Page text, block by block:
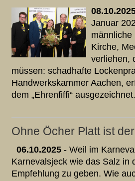
Januar
männliche
Kirche,
verliehen,
müssen: schadhafte
Handwerkskammer Aachen,
dem „Ehrenfiffi“
Ohne Öcher Platt ist
06.10.2025 - Weil im
Karnevalsjeck wie das Salz in
Empfehlung zu geben. Wie